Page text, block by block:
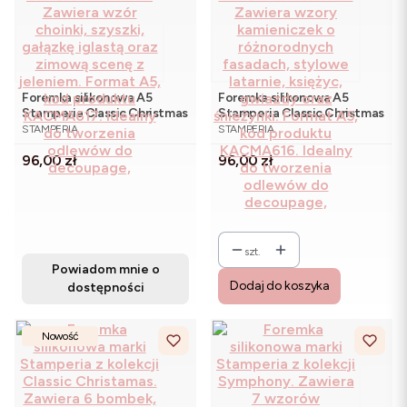
Foremka silikonowa A5
Stamperia Classic Christmas
KACMA617 - choinki, jeleń
PRODUCENT
STAMPERIA
Cena
96,00 zł
Powiadom mnie o
dostępności
Foremka silikonowa A5
Stamperia Classic Christmas
KACMA616 - kamienice
PRODUCENT
STAMPERIA
Cena
96,00 zł
szt.
Dodaj do koszyka
Nowość